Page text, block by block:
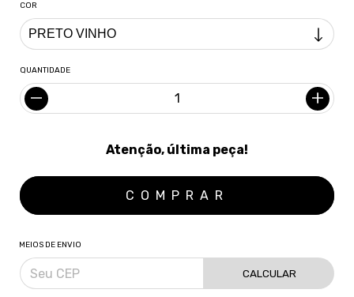
COR
QUANTIDADE
Atenção, última peça!
MEIOS DE ENVIO
CALCULAR